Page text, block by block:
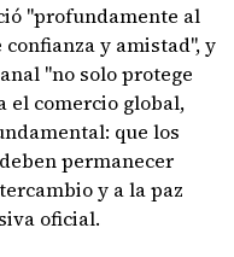
"profundamente al
y amistad", y
"no solo protege
el comercio global,
que los
permanecer
y a la paz
oficial.